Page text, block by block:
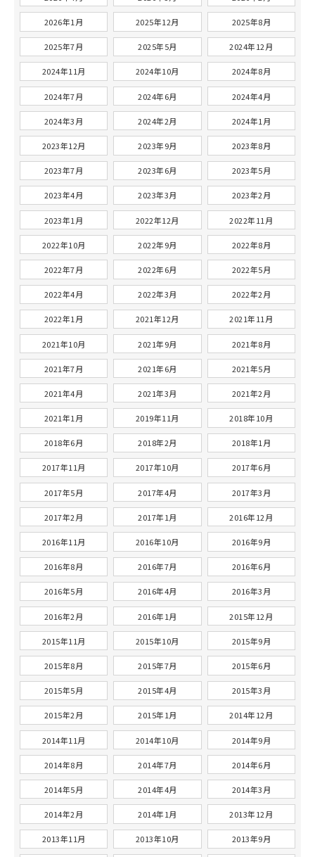
2026年1月 2025年12月 2025年8月
2025年7月 2025年5月 2024年12月
2024年11月 2024年10月 2024年8月
2024年7月 2024年6月 2024年4月
2024年3月 2024年2月 2024年1月
2023年12月 2023年9月 2023年8月
2023年7月 2023年6月 2023年5月
2023年4月 2023年3月 2023年2月
2023年1月 2022年12月 2022年11月
2022年10月 2022年9月 2022年8月
2022年7月 2022年6月 2022年5月
2022年4月 2022年3月 2022年2月
2022年1月 2021年12月 2021年11月
2021年10月 2021年9月 2021年8月
2021年7月 2021年6月 2021年5月
2021年4月 2021年3月 2021年2月
2021年1月 2019年11月 2018年10月
2018年6月 2018年2月 2018年1月
2017年11月 2017年10月 2017年6月
2017年5月 2017年4月 2017年3月
2017年2月 2017年1月 2016年12月
2016年11月 2016年10月 2016年9月
2016年8月 2016年7月 2016年6月
2016年5月 2016年4月 2016年3月
2016年2月 2016年1月 2015年12月
2015年11月 2015年10月 2015年9月
2015年8月 2015年7月 2015年6月
2015年5月 2015年4月 2015年3月
2015年2月 2015年1月 2014年12月
2014年11月 2014年10月 2014年9月
2014年8月 2014年7月 2014年6月
2014年5月 2014年4月 2014年3月
2014年2月 2014年1月 2013年12月
2013年11月 2013年10月 2013年9月